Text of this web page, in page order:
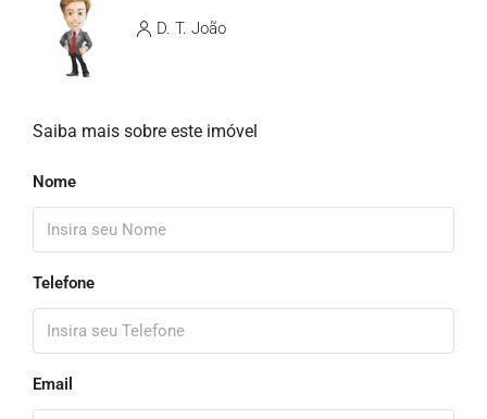
D. T. João
Saiba mais sobre este imóvel
Nome
Telefone
Email